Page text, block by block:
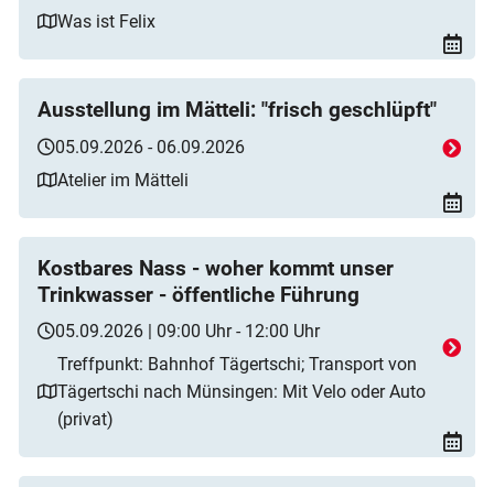
Was ist Felix
Ausstellung im Mätteli: "frisch geschlüpft"
05.09.2026 - 06.09.2026
Atelier im Mätteli
Kostbares Nass - woher kommt unser
Trinkwasser - öffentliche Führung
05.09.2026 | 09:00 Uhr - 12:00 Uhr
Treffpunkt: Bahnhof Tägertschi; Transport von
Tägertschi nach Münsingen: Mit Velo oder Auto
(privat)